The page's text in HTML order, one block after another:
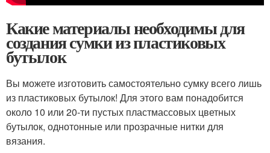
Какие материалы необходимы для
создания сумки из пластиковых
бутылок
Вы можете изготовить самостоятельно сумку всего лишь
из пластиковых бутылок! Для этого вам понадобится
около 10 или 20-ти пустых пластмассовых цветных
бутылок, однотонные или прозрачные нитки для
вязания.